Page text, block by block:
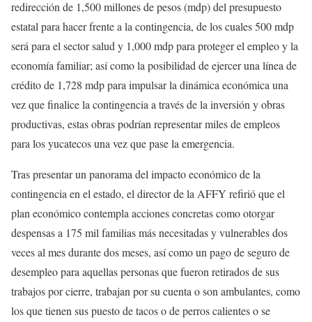
redirección de 1,500 millones de pesos (mdp) del presupuesto
estatal para hacer frente a la contingencia, de los cuales 500 mdp
será para el sector salud y 1,000 mdp para proteger el empleo y la
economía familiar; así como la posibilidad de ejercer una línea de
crédito de 1,728 mdp para impulsar la dinámica económica una
vez que finalice la contingencia a través de la inversión y obras
productivas, estas obras podrían representar miles de empleos
para los yucatecos una vez que pase la emergencia.
Tras presentar un panorama del impacto económico de la
contingencia en el estado, el director de la AFFY refirió que el
plan económico contempla acciones concretas como otorgar
despensas a 175 mil familias más necesitadas y vulnerables dos
veces al mes durante dos meses, así como un pago de seguro de
desempleo para aquellas personas que fueron retirados de sus
trabajos por cierre, trabajan por su cuenta o son ambulantes, como
los que tienen sus puesto de tacos o de perros calientes o se